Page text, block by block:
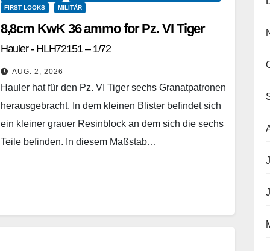
FIRST LOOKS
MILITÄR
8,8cm KwK 36 ammo for Pz. VI Tiger
Hauler - HLH72151 – 1/72
AUG. 2, 2026
Hauler hat für den Pz. VI Tiger sechs Granatpatronen
herausgebracht. In dem kleinen Blister befindet sich
ein kleiner grauer Resinblock an dem sich die sechs
Teile befinden. In diesem Maßstab…